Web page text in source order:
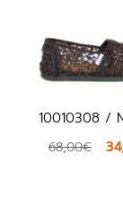
10010308 /
68,00€